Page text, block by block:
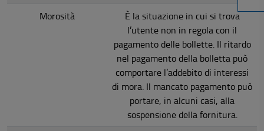
Morosità
È la situazione in cui si trova
l’utente non in regola con il
pagamento delle bollette. Il ritardo
nel pagamento della bolletta può
comportare l’addebito di interessi
di mora. Il mancato pagamento può
portare, in alcuni casi, alla
sospensione della fornitura.